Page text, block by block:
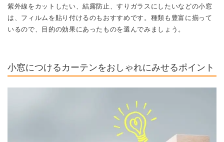
紫外線をカットしたい、結露防止、すりガラスにしたいなどの小窓
は、フィルムを貼り付けるのもおすすめです。種類も豊富に揃って
いるので、目的の効果にあったものを選んでみましょう。
小窓につけるカーテンをおしゃれにみせるポイント